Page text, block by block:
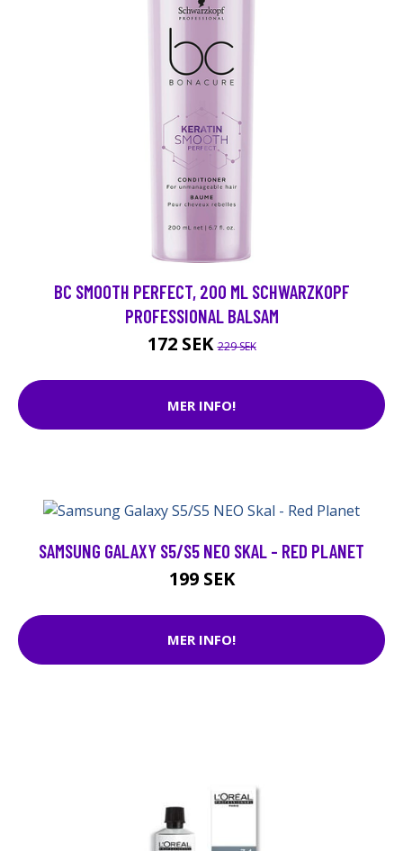
BC SMOOTH PERFECT, 200 ML SCHWARZKOPF
PROFESSIONAL BALSAM
172 SEK229 SEK
MER INFO!
SAMSUNG GALAXY S5/S5 NEO SKAL - RED PLANET
199 SEK
MER INFO!